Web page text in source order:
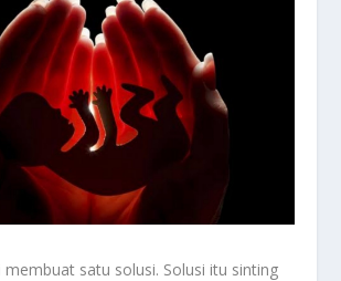
membuat satu solusi. Solusi itu sinting